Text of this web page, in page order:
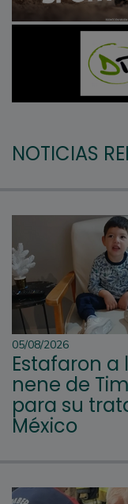
NOTICIAS
05/08/2026
Estafaron a
nene de
para su
México